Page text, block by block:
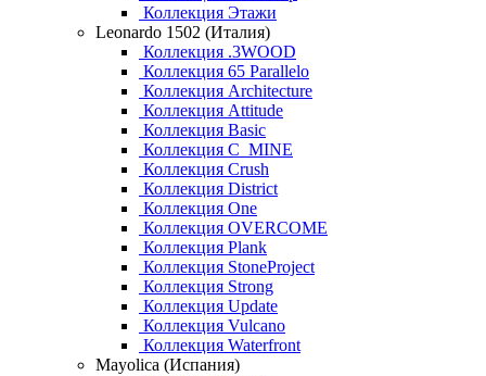
Коллекция Этажи
Leonardo 1502 (Италия)
Коллекция .3WOOD
Коллекция 65 Parallelo
Коллекция Architecture
Коллекция Attitude
Коллекция Basic
Коллекция C_MINE
Коллекция Crush
Коллекция District
Коллекция One
Коллекция OVERCOME
Коллекция Plank
Коллекция StoneProject
Коллекция Strong
Коллекция Update
Коллекция Vulcano
Коллекция Waterfront
Mayolica (Испания)